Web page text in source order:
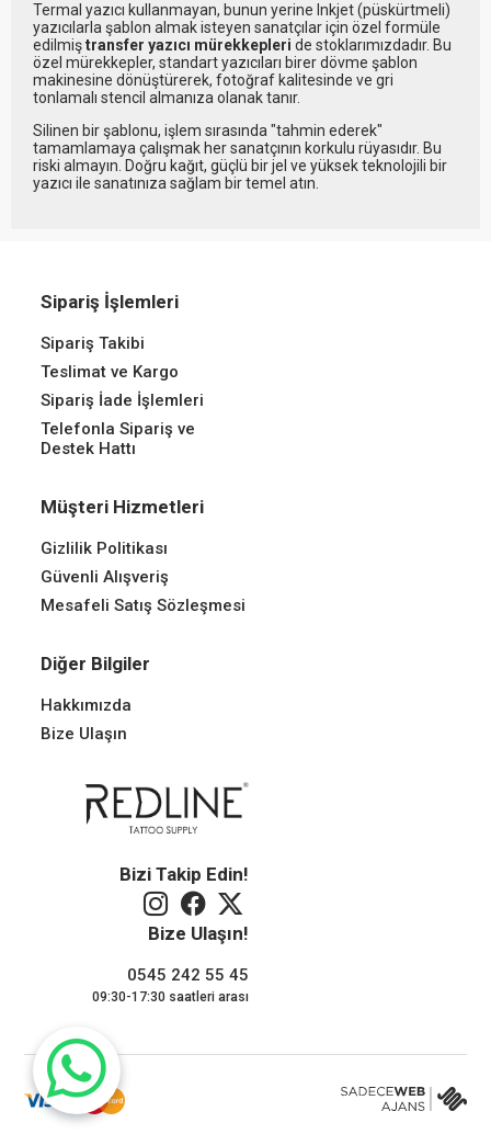
Termal yazıcı kullanmayan, bunun yerine Inkjet (püskürtmeli)
yazıcılarla şablon almak isteyen sanatçılar için özel formüle
edilmiştransfer yazıcı mürekkepleri de stoklarımızdadır. Bu
özel mürekkepler, standart yazıcıları birer dövme şablon
makinesine dönüştürerek, fotoğraf kalitesinde ve gri
tonlamalı stencil almanıza olanak tanır.
Silinen bir şablonu, işlem sırasında "tahmin ederek"
tamamlamaya çalışmak her sanatçının korkulu rüyasıdır. Bu
riski almayın. Doğru kağıt, güçlü bir jel ve yüksek teknolojili bir
yazıcı ile sanatınıza sağlam bir temel atın.
Sipariş İşlemleri
Sipariş Takibi
Teslimat ve Kargo
Sipariş İade İşlemleri
Telefonla Sipariş ve
Destek Hattı
Müşteri Hizmetleri
Gizlilik Politikası
Güvenli Alışveriş
Mesafeli Satış Sözleşmesi
Diğer Bilgiler
Hakkımızda
Bize Ulaşın
Bizi Takip Edin!
Bize Ulaşın!
0545 242 55 45
09:30-17:30 saatleri arası